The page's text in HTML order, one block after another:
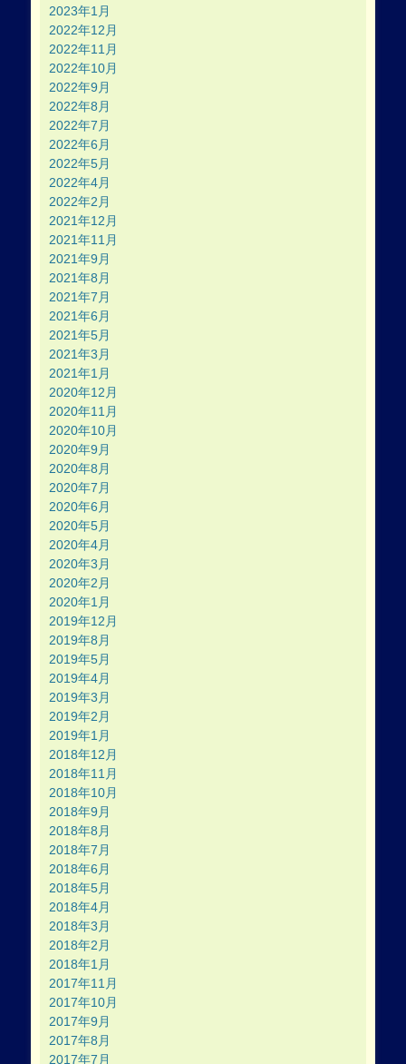
2023年1月
2022年12月
2022年11月
2022年10月
2022年9月
2022年8月
2022年7月
2022年6月
2022年5月
2022年4月
2022年2月
2021年12月
2021年11月
2021年9月
2021年8月
2021年7月
2021年6月
2021年5月
2021年3月
2021年1月
2020年12月
2020年11月
2020年10月
2020年9月
2020年8月
2020年7月
2020年6月
2020年5月
2020年4月
2020年3月
2020年2月
2020年1月
2019年12月
2019年8月
2019年5月
2019年4月
2019年3月
2019年2月
2019年1月
2018年12月
2018年11月
2018年10月
2018年9月
2018年8月
2018年7月
2018年6月
2018年5月
2018年4月
2018年3月
2018年2月
2018年1月
2017年11月
2017年10月
2017年9月
2017年8月
2017年7月